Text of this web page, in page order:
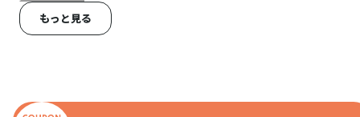
これからも8大アレルゲンフリー、添加物フリーで作り続けていきま
すのでよろしくお願いいたします。
もっと見る